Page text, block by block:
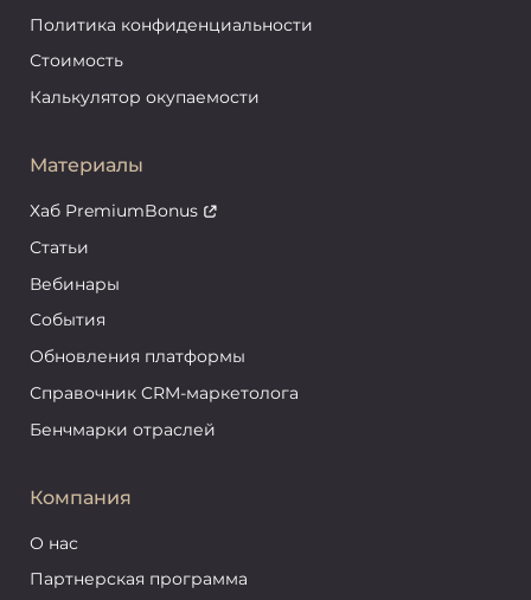
Политика конфиденциальности
Стоимость
Калькулятор окупаемости
Материалы
Хаб PremiumBonus
Статьи
Вебинары
События
Обновления платформы
Справочник CRM-маркетолога
Бенчмарки отраслей
Компания
О нас
Партнерская программа